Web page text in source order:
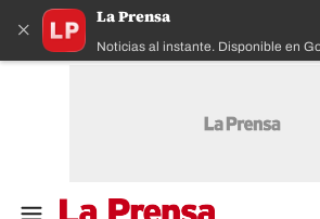
×
La Prensa
Noticias al instante. Disponible en